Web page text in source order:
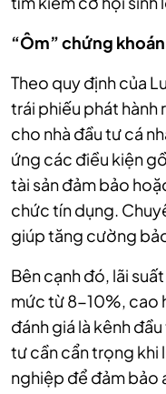
“Ôm” chứng
Theo quy định của
trái phiếu phát hành
cho nhà đầu tư cá
ứng các điều kiện
tài sản đảm bảo
chức tín dụng.
giúp tăng cường
Bên cạnh đó, lãi
mức từ 8-10%, cao
đánh giá là kênh
tư cần cẩn trọng khi
nghiệp để đảm bảo